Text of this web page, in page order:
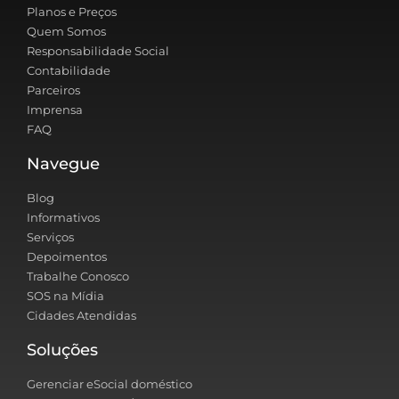
Planos e Preços
Quem Somos
Responsabilidade Social
Contabilidade
Parceiros
Imprensa
FAQ
Navegue
Blog
Informativos
Serviços
Depoimentos
Trabalhe Conosco
SOS na Mídia
Cidades Atendidas
Soluções
Gerenciar eSocial doméstico